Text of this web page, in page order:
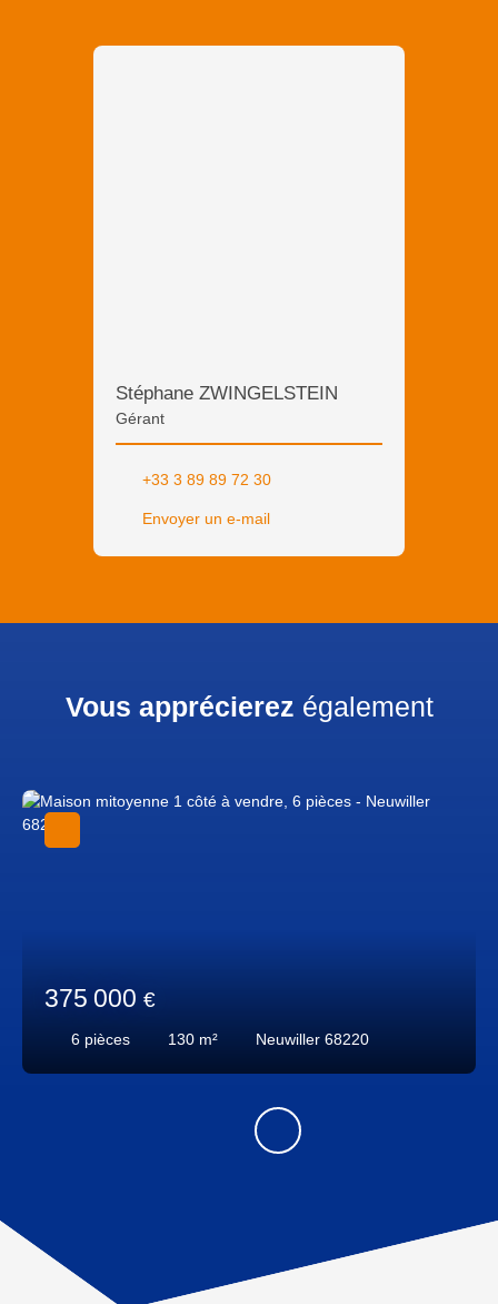
Stéphane ZWINGELSTEIN
Gérant
+33 3 89 89 72 30
Envoyer un e-mail
Vous apprécierez également
375 000 €
6 pièces 130 m² Neuwiller 68220